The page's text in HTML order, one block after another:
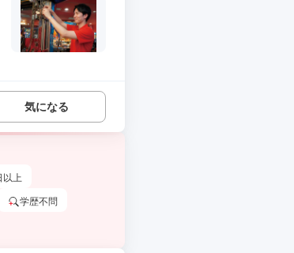
気になる
以上
学歴不問